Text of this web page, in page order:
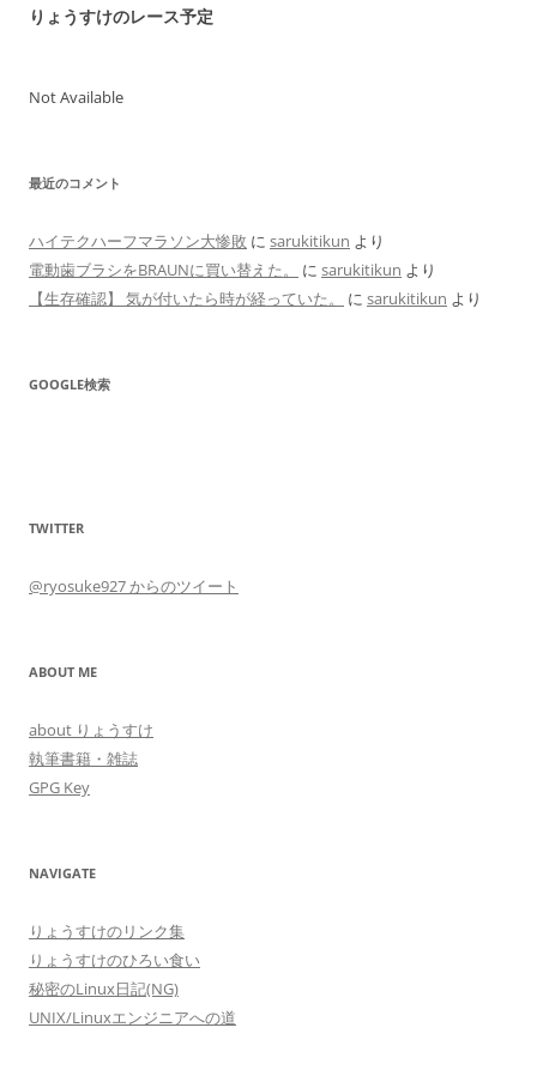
りょうすけのレース予定
Not Available
最近のコメント
ハイテクハーフマラソン大惨敗 に sarukitikun より
電動歯ブラシをBRAUNに買い替えた。
に sarukitikun より
【生存確認】 気が付いたら時が経っていた。
に sarukitikun より
GOOGLE検索
TWITTER
@ryosuke927 からのツイート
ABOUT ME
about りょうすけ
執筆書籍・雑誌
GPG Key
NAVIGATE
りょうすけのリンク集
りょうすけのひろい食い
秘密のLinux日記(NG)
UNIX/Linuxエンジニアへの道